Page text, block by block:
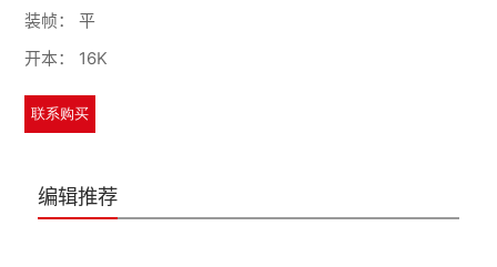
装帧：
平
开本：
16K
联系购买
编辑推荐